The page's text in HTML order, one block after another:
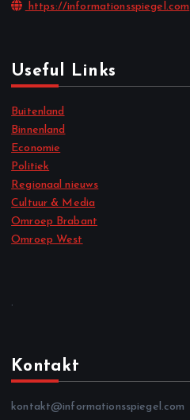
https://informationsspiegel.com
Useful Links
Buitenland
Binnenland
Economie
Politiek
Regionaal nieuws
Cultuur & Media
Omroep Brabant
Omroep West
.
Kontakt
kontakt@informationsspiegel.com